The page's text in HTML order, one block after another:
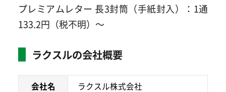
プレミアムレター 長3封筒（手紙封入）：1通
133.2円（税不明）～
ラクスルの会社概要
会社名
ラクスル株式会社